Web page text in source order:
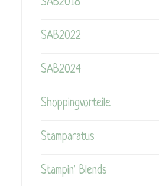
SAB2022
SAB2024
Shoppingvorteile
Stamparatus
Stampin' Blends